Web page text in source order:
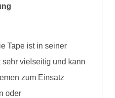
Tape ist in seiner
vielseitig und kann
zum Einsatz
oder